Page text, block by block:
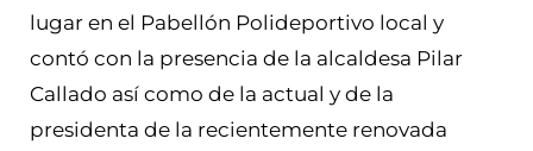
lugar en el Pabellón Polideportivo local y
contó con la presencia de la alcaldesa Pilar
Callado así como de la actual y de la
presidenta de la recientemente renovada